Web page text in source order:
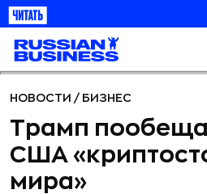
НОВОСТИ / БИЗНЕС
Трамп
США
мира»